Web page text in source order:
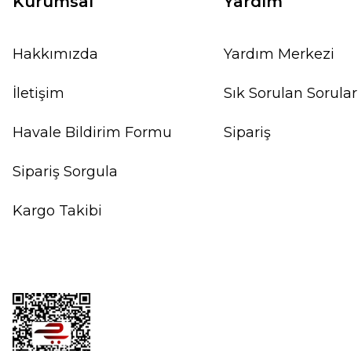
Hakkımızda
İletişim
Havale Bildirim Formu
Sipariş Sorgula
Kargo Takibi
Yardım Merkezi
Sık Sorulan Sorular
Sipariş